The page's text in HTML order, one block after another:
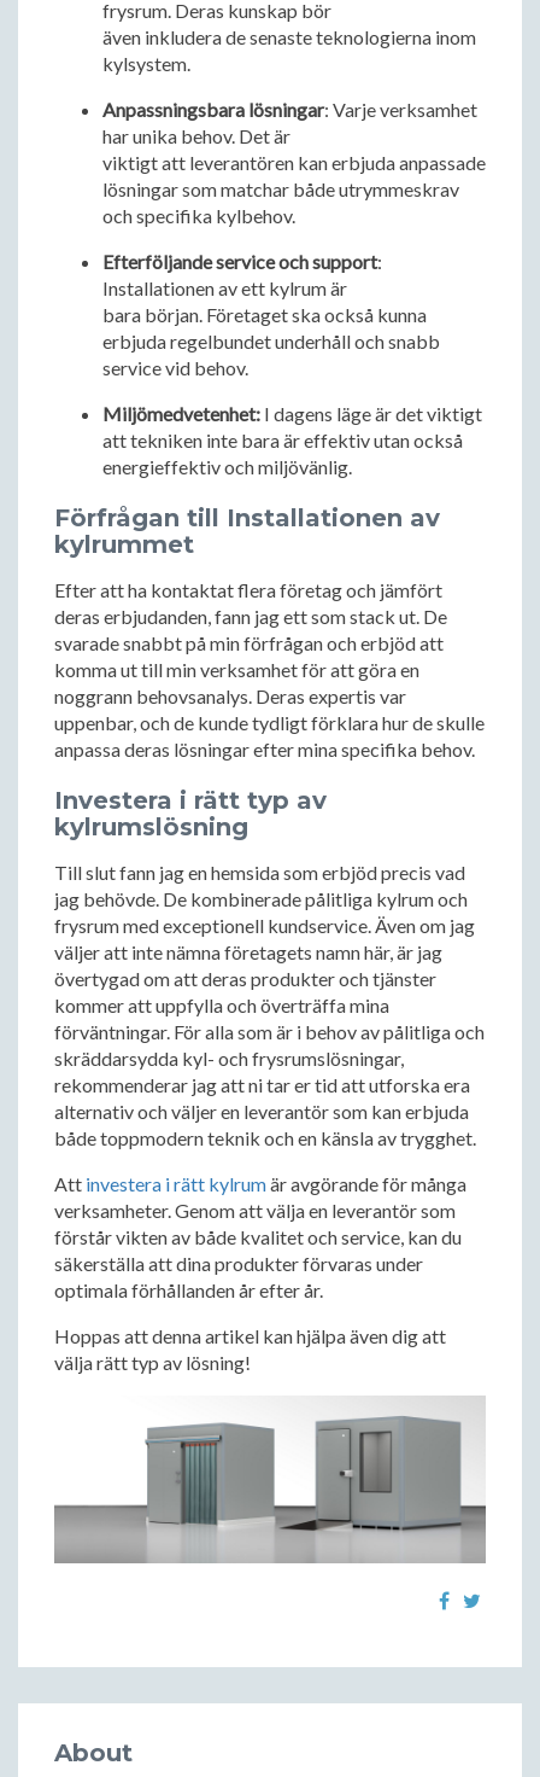
frysrum. Deras kunskap bör
även inkludera de senaste teknologierna inom
kylsystem.
Anpassningsbara lösningar: Varje verksamhet
har unika behov. Det är
viktigt att leverantören kan erbjuda anpassade
lösningar som matchar både utrymmeskrav
och specifika kylbehov.
Efterföljande service och support:
Installationen av ett kylrum är
bara början. Företaget ska också kunna
erbjuda regelbundet underhåll och snabb
service vid behov.
Miljömedvetenhet: I dagens läge är det viktigt
att tekniken inte bara är effektiv utan också
energieffektiv och miljövänlig.
Förfrågan till Installationen av
kylrummet
Efter att ha kontaktat flera företag och jämfört
deras erbjudanden, fann jag ett som stack ut. De
svarade snabbt på min förfrågan och erbjöd att
komma ut till min verksamhet för att göra en
noggrann behovsanalys. Deras expertis var
uppenbar, och de kunde tydligt förklara hur de skulle
anpassa deras lösningar efter mina specifika behov.
Investera i rätt typ av
kylrumslösning
Till slut fann jag en hemsida som erbjöd precis vad
jag behövde. De kombinerade pålitliga kylrum och
frysrum med exceptionell kundservice. Även om jag
väljer att inte nämna företagets namn här, är jag
övertygad om att deras produkter och tjänster
kommer att uppfylla och överträffa mina
förväntningar. För alla som är i behov av pålitliga och
skräddarsydda kyl- och frysrumslösningar,
rekommenderar jag att ni tar er tid att utforska era
alternativ och väljer en leverantör som kan erbjuda
både toppmodern teknik och en känsla av trygghet.
Att investera i rätt kylrumär avgörande för många
verksamheter. Genom att välja en leverantör som
förstår vikten av både kvalitet och service, kan du
säkerställa att dina produkter förvaras under
optimala förhållanden år efter år.
Hoppas att denna artikel kan hjälpa även dig att
välja rätt typ av lösning!
About